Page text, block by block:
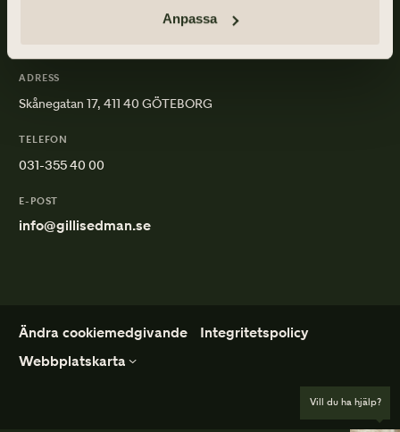
Anpassa
Vill du ha hjälp?
ADRESS
Skånegatan 17, 411 40 GÖTEBORG
TELEFON
031-355 40 00
E-POST
info@gillisedman.se
Ändra cookiemedgivande
Integritetspolicy
Webbplatskarta
Mer om begravning